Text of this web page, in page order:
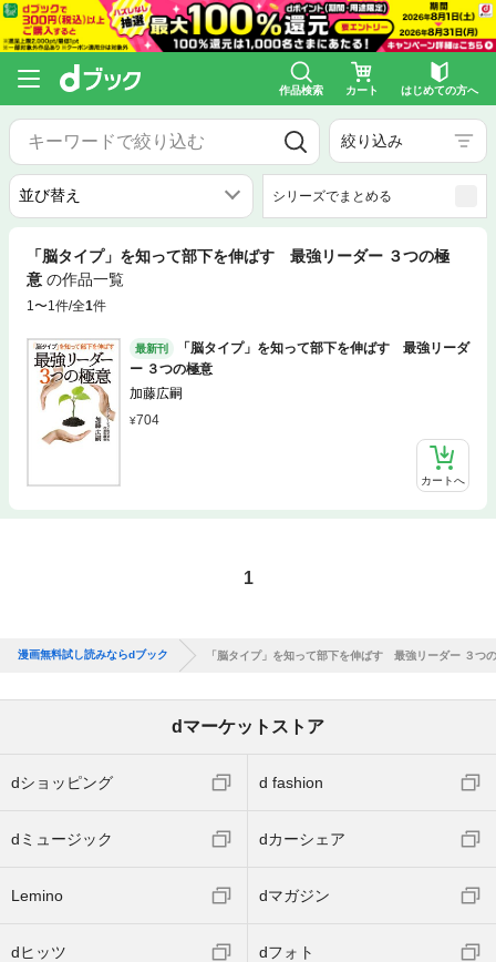
作品検索 カート はじめての方へ
絞り込み
シリーズでまとめる
「脳タイプ」を知って部下を伸ばす 最強リーダー ３つの極
意 の作品一覧
1〜1件/全1件
最新刊
「脳タイプ」を知って部下を伸ばす 最強リーダ
ー ３つの極意
加藤広嗣
704
カートへ
1
漫画無料試し読みならdブック 「脳タイプ」を知って部下を伸ばす 最強リーダー ３つ
dマーケットストア
dショッピング d fashion
dミュージック dカーシェア
Lemino dマガジン
dヒッツ dフォト